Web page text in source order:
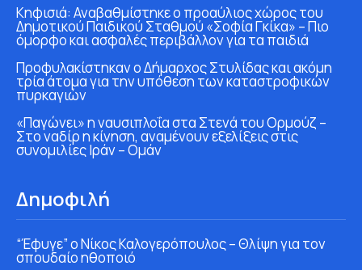
Κηφισιά: Αναβαθμίστηκε ο προαύλιος χώρος του
Δημοτικού Παιδικού Σταθμού «Σοφία Γκίκα» – Πιο
όμορφο και ασφαλές περιβάλλον για τα παιδιά
Προφυλακίστηκαν ο Δήμαρχος Στυλίδας και ακόμη
τρία άτομα για την υπόθεση των καταστροφικών
πυρκαγιών
«Παγώνει» η ναυσιπλοΐα στα Στενά του Ορμούζ –
Στο ναδίρ η κίνηση, αναμένουν εξελίξεις στις
συνομιλίες Ιράν – Ομάν
Δημοφιλή
“Έφυγε” ο Νίκος Καλογερόπουλος – Θλίψη για τον
σπουδαίο ηθοποιό